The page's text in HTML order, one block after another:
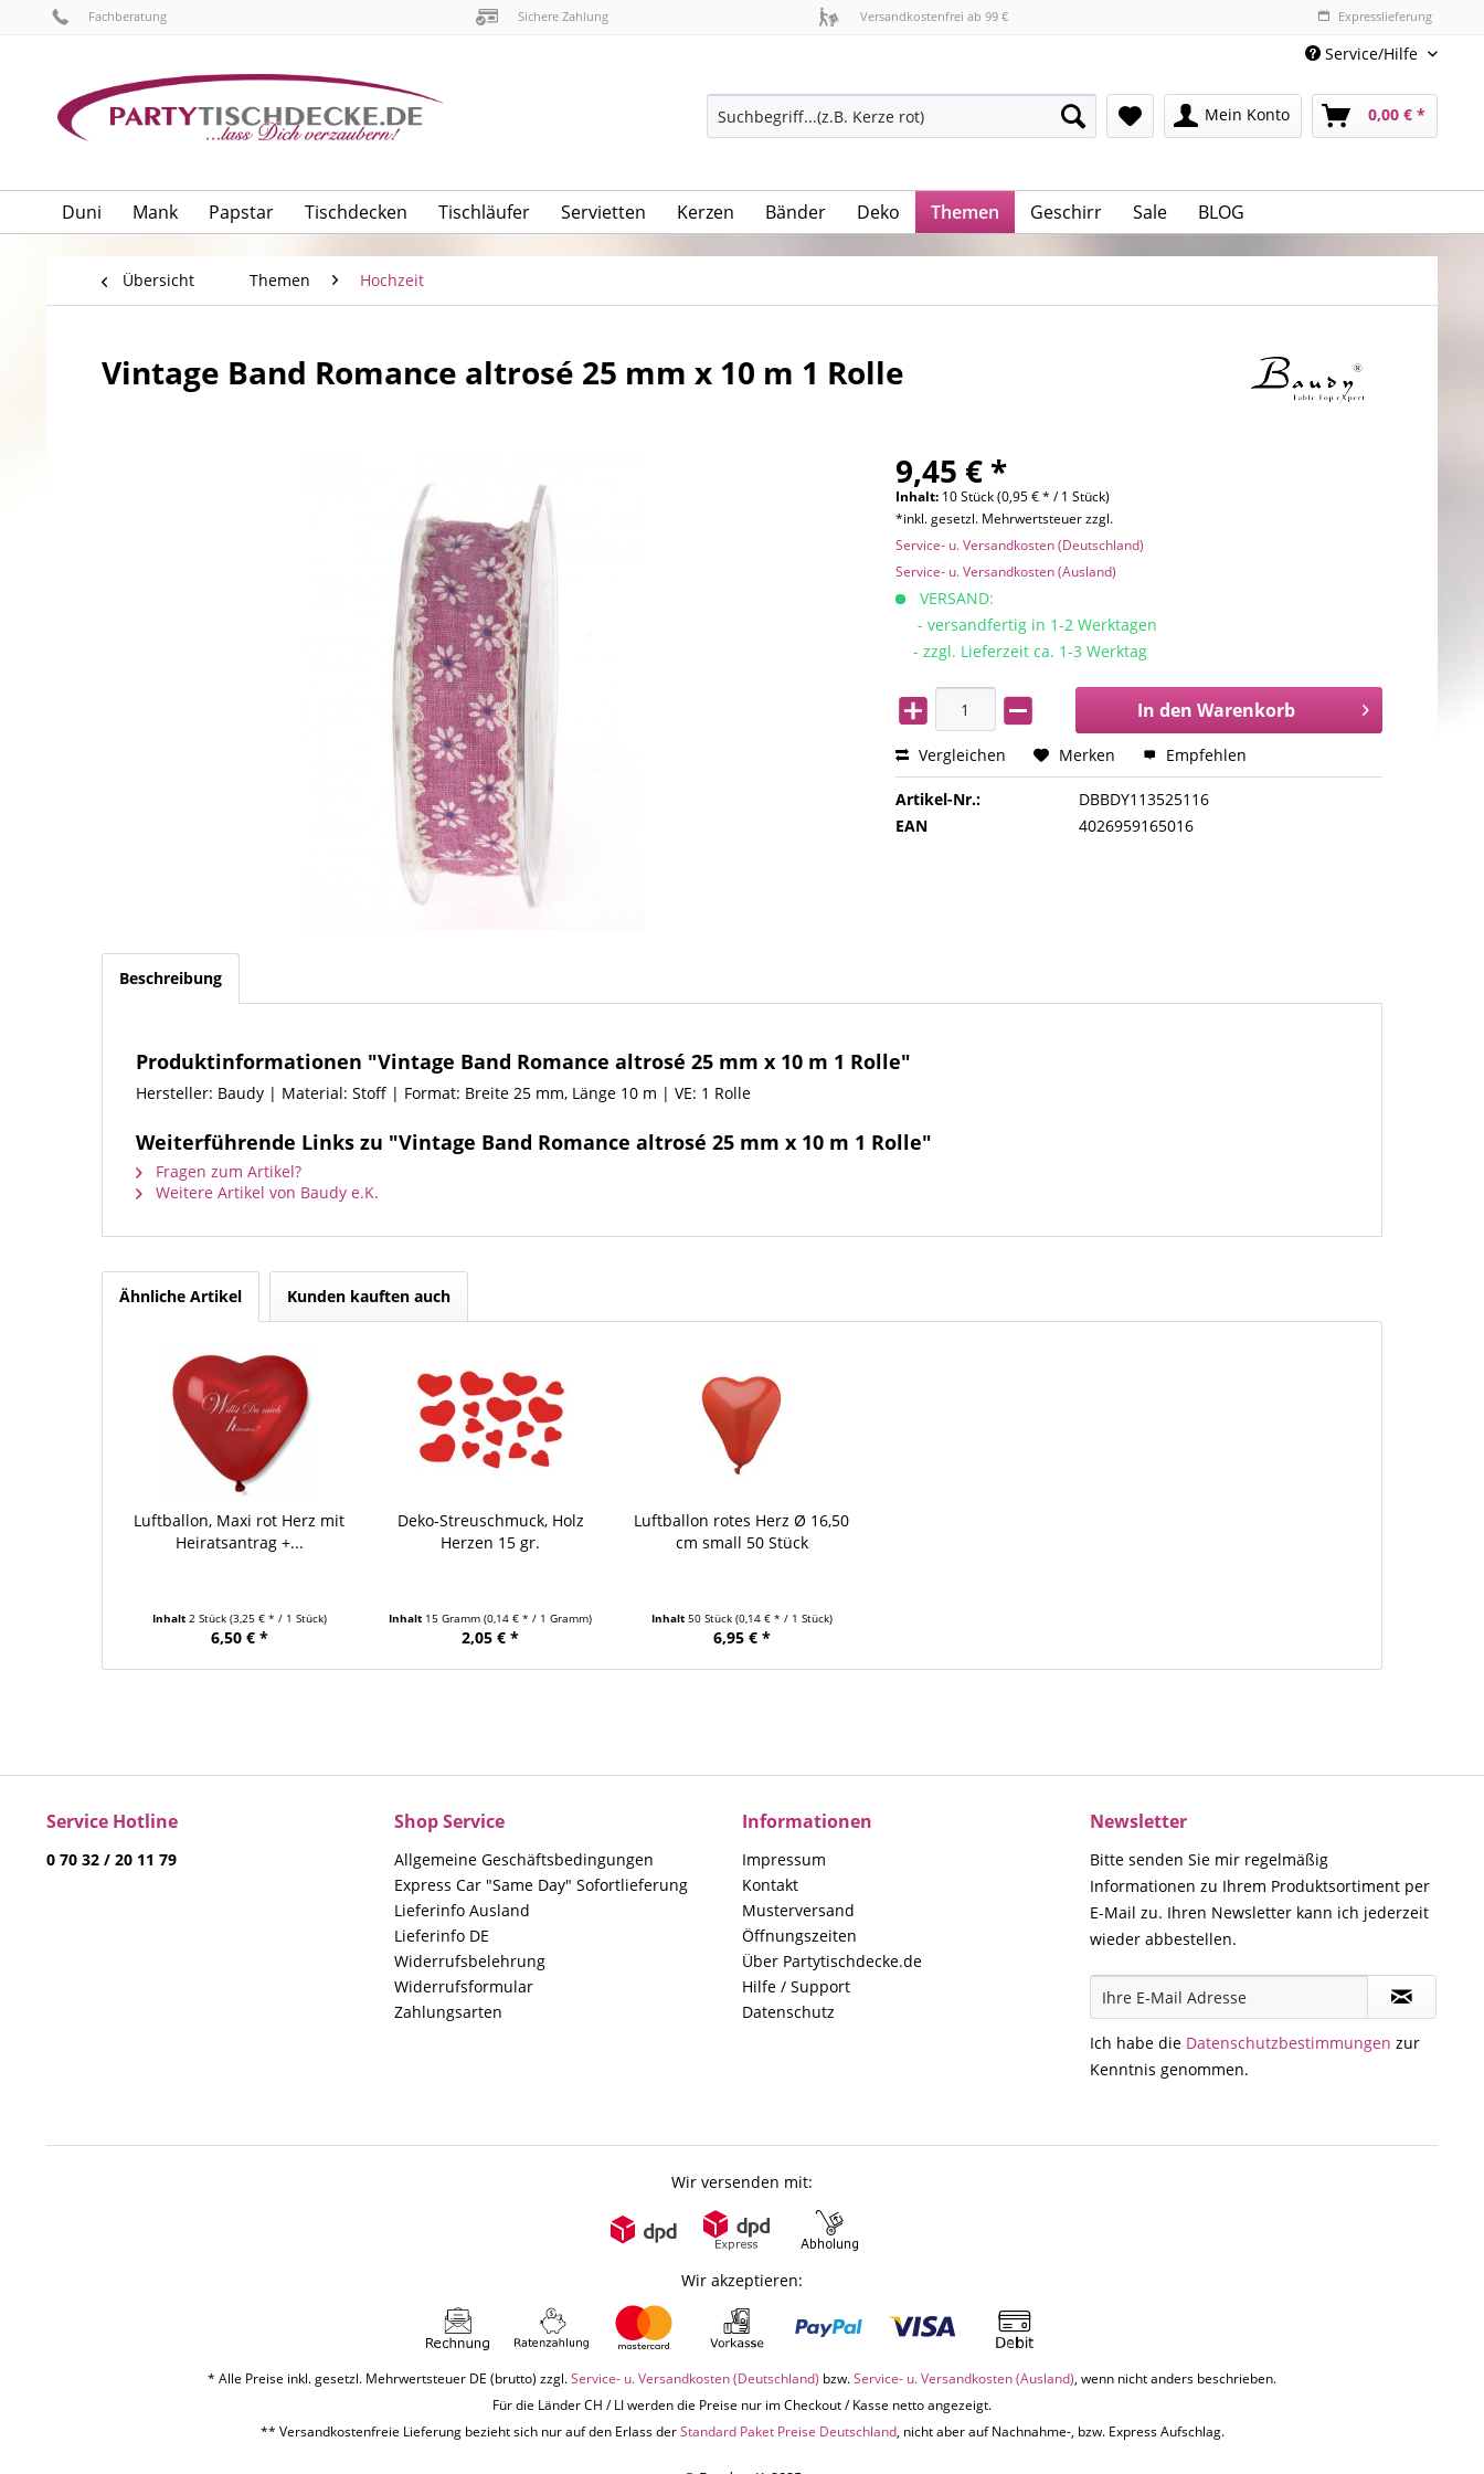
Fachberatung Sichere Zahlung Versandkostenfrei ab 99 € Expresslieferung
Service/Hilfe
Mein Konto 0,00 € *
Duni Mank Papstar Tischdecken Tischläufer Servietten Kerzen Bänder Deko Themen Geschirr Sale BLOG
Übersicht Themen Hochzeit
Vintage Band Romance altrosé 25 mm x 10 m 1 Rolle
9,45 € *
Inhalt: 10 Stück (0,95 € * / 1 Stück)
*inkl. gesetzl. Mehrwertsteuer zzgl.
Service- u. Versandkosten (Deutschland)
Service- u. Versandkosten (Ausland)
VERSAND:
- versandfertig in 1-2 Werktagen
- zzgl. Lieferzeit ca. 1-3 Werktag
In den Warenkorb
Vergleichen Merken Empfehlen
Artikel-Nr.:
DBBDY113525116
EAN
4026959165016
Beschreibung
Produktinformationen "Vintage Band Romance altrosé 25 mm x 10 m 1 Rolle"
Hersteller: Baudy | Material: Stoff | Format: Breite 25 mm, Länge 10 m | VE: 1 Rolle
Weiterführende Links zu "Vintage Band Romance altrosé 25 mm x 10 m 1 Rolle"
Fragen zum Artikel?
Weitere Artikel von Baudy e.K.
Ähnliche Artikel Kunden kauften auch
Luftballon, Maxi rot Herz mit
Heiratsantrag +...
Inhalt 2 Stück (3,25 € * / 1 Stück)
6,50 € *
Deko-Streuschmuck, Holz
Herzen 15 gr.
Inhalt 15 Gramm(0,14 € * / 1 Gramm)
2,05 € *
Luftballon rotes Herz Ø 16,50
cm small 50 Stück
Inhalt 50 Stück (0,14 € * / 1 Stück)
6,95 € *
Service Hotline
0 70 32 / 20 11 79
Shop Service
Allgemeine Geschäftsbedingungen
Express Car "Same Day" Sofortlieferung
Lieferinfo Ausland
Lieferinfo DE
Widerrufsbelehrung
Widerrufsformular
Zahlungsarten
Informationen
Impressum
Kontakt
Musterversand
Öffnungszeiten
Über Partytischdecke.de
Hilfe / Support
Datenschutz
Newsletter
Bitte senden Sie mir regelmäßig
Informationen zu Ihrem Produktsortiment per
E-Mail zu. Ihren Newsletter kann ich jederzeit
wieder abbestellen.
Ich habe die Datenschutzbestimmungen zur
Kenntnis genommen.
Wir versenden mit:
Wir akzeptieren:
* Alle Preise inkl. gesetzl. Mehrwertsteuer DE (brutto) zzgl.Service- u. Versandkosten (Deutschland) bzw.Service- u. Versandkosten (Ausland), wenn nicht anders beschrieben.
Für die Länder CH / LI werden die Preise nur im Checkout / Kasse netto angezeigt.
** Versandkostenfreie Lieferung bezieht sich nur auf den Erlass derStandard Paket Preise Deutschland, nicht aber auf Nachnahme-, bzw. Express Aufschlag.